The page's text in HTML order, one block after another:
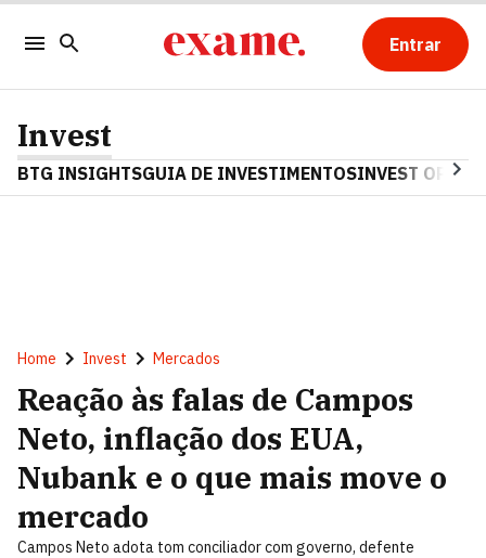
Entrar
Invest
BTG INSIGHTSGUIA DE INVESTIMENTOSINVEST OPINA
Home Invest Mercados
Reação às falas de Campos
Neto, inflação dos EUA,
Nubank e o que mais move o
mercado
Campos Neto adota tom conciliador com governo, defente